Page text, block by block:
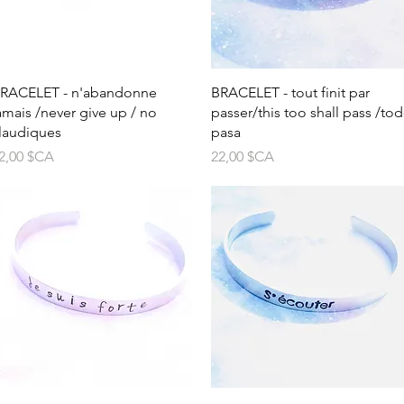
Aperçu rapide
- n'abandonne
/never give up / no
$CA
Aperçu rapide
BRACELET - tout finit par
passer/this too shall pass /
pasa
Prix
22,00 $CA